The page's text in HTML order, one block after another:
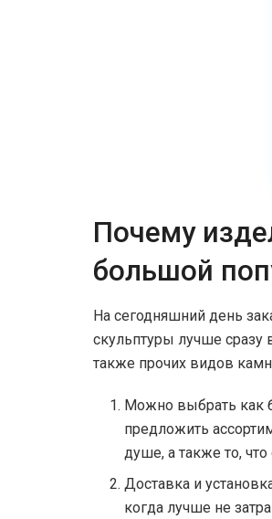
Почему
большой
На сегодняшний день
скульптуры лучше сразу
также прочих видов
Можно выбрать как
предложить
душе, а также то,
Доставка и
когда лучше не